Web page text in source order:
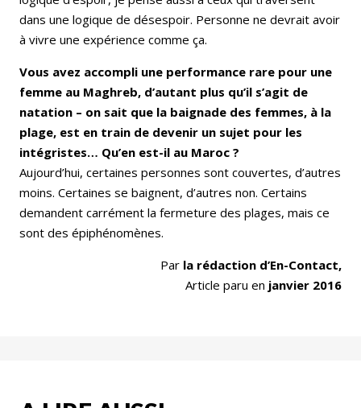
dans une logique de désespoir. Personne ne devrait avoir
à vivre une expérience comme ça.
Vous avez accompli une performance rare pour une
femme au Maghreb, d’autant plus qu’il s’agit de
natation – on sait que la baignade des femmes, à la
plage, est en train de devenir un sujet pour les
intégristes… Qu’en est-il au Maroc ?
Aujourd’hui, certaines personnes sont couvertes, d’autres
moins. Certaines se baignent, d’autres non. Certains
demandent carrément la fermeture des plages, mais ce
sont des épiphénomènes.
Par la rédaction d’En-Contact,
Article paru en janvier 2016